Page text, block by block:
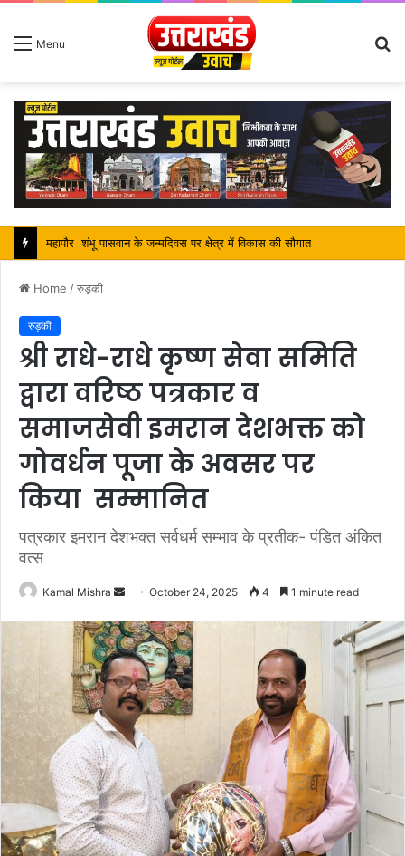
Menu
महापौर शंभू पासवान के जन्मदिवस पर क्षेत्र में विकास की सौगात
Home /रुड़की
रुड़की
श्री राधे-राधे कृष्ण सेवा समिति
द्वारा वरिष्ठ पत्रकार व
समाजसेवी इमरान देशभक्त को
गोवर्धन पूजा के अवसर पर
किया सम्मानित
पत्रकार इमरान देशभक्त सर्वधर्म सम्भाव के प्रतीक- पंडित अंकित
वत्स
Kamal Mishra
Send
email
October 24, 2025 4 1 minute read